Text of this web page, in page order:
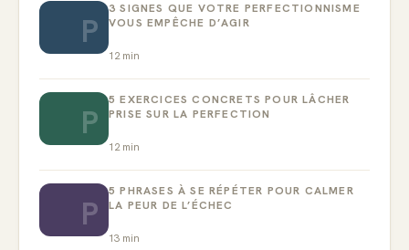
P
3 SIGNES QUE VOTRE PERFECTIONNISME
VOUS EMPÊCHE D’AGIR
12min
P
5 EXERCICES CONCRETS POUR LÂCHER
PRISE SUR LA PERFECTION
12min
P
5 PHRASES À SE RÉPÉTER POUR CALMER
LA PEUR DE L’ÉCHEC
13 min